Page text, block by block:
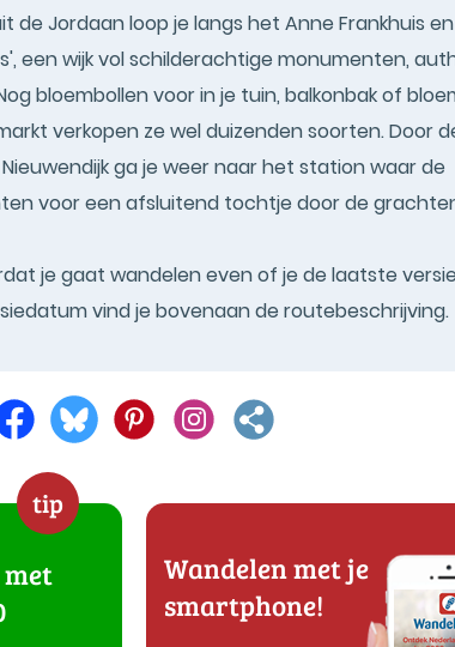
de Jordaan loop je langs het Anne Frankhuis
een wijk vol schilderachtige monumenten,
bloembollen voor in je tuin, balkonbak of
verkopen ze wel duizenden soorten. Door
ga je weer naar het station waar de
voor een afsluitend tochtje door de
je gaat wandelen even of je de laatste
vind je bovenaan de routebeschrijving.
tip
Wandelen met je
smartphone!